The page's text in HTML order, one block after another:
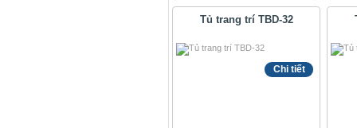
Tủ trang trí TBD-32
Chi tiết